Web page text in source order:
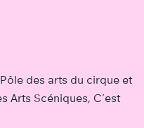
des arts du cirque et
Arts Scéniques, C’est